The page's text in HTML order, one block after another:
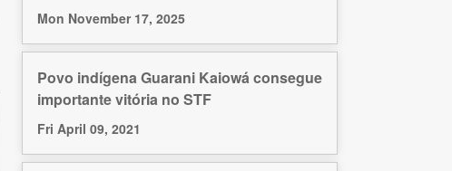
Mon November 17, 2025
Povo indígena Guarani Kaiowá consegue
importante vitória no STF
Fri April 09, 2021